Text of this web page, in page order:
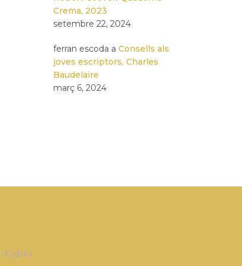
Crema, 2023
setembre 22, 2024
ferran escoda a Consells als
joves escriptors, Charles
Baudelaire
març 6, 2024
Kubio